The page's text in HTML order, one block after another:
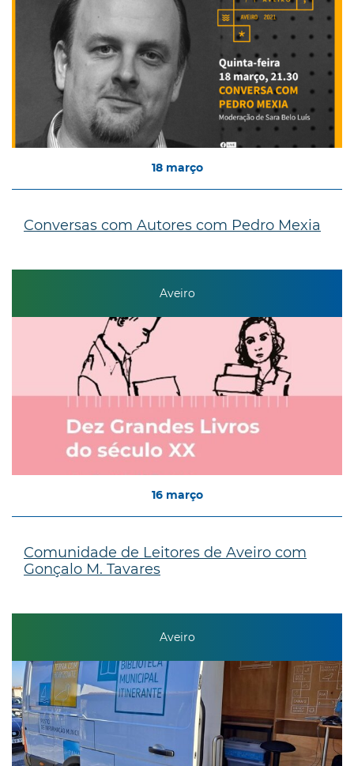
18 março
Conversas com Autores com Pedro Mexia
Aveiro
16 março
Comunidade de Leitores de Aveiro com
Gonçalo M. Tavares
Aveiro